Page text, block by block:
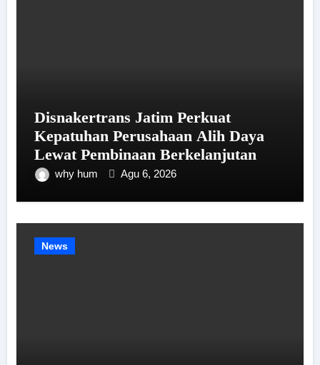
Disnakertrans Jatim Perkuat
Kepatuhan Perusahaan Alih Daya
Lewat Pembinaan Berkelanjutan
why hum Agu 6, 2026
News